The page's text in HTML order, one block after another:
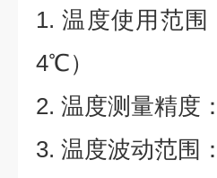
1. 温度使用范
4℃）
2. 温度测量精度
3. 温度波动范围